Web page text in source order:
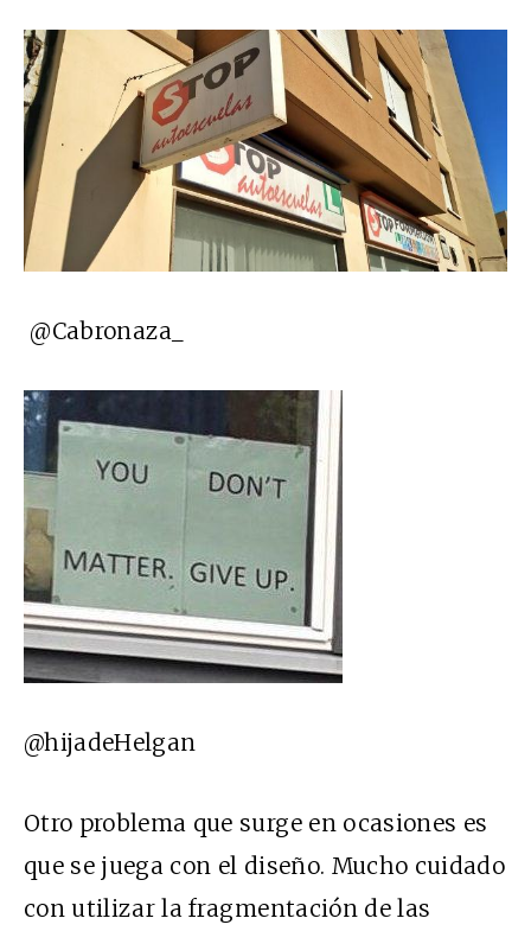
@Cabronaza_
@hijadeHelgan
Otro problema que surge en ocasiones es
que se juega con el diseño. Mucho cuidado
con utilizar la fragmentación de las